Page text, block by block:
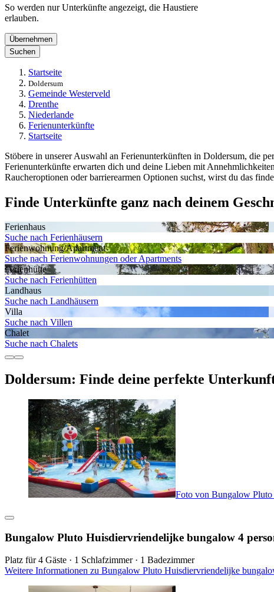
So werden nur Unterkünfte angezeigt, die Haustiere
erlauben.
Übernehmen
Suchen
Startseite
Doldersum
Gemeinde Westerveld
Drenthe
Niederlande
Ferienunterkünfte
Startseite
Stöbere in unserer Auswahl an Ferienunterkünften in Doldersum, die
Ferienunterkünfte erwarten dich und deine Lieben mit
Raucheroptionen oder barrierearmen Optionen suchst, wirst du das
Finde Unterkünfte ganz nach deinem
Ferienhaus
Suche nach Ferienhäusern
Ferienwohnung/Apartment
Suche nach Ferienwohnungen oder Apartments
Ferienhütte
Suche nach Ferienhütten
Landhaus
Suche nach Landhäusern
Villa
Suche nach Villen
Chalet
Suche nach Chalets
Doldersum: Finde deine perfekte
Foto von Bungalow
Bungalow Pluto Huisdiervriendelijke bungalow 4
Platz für 4 Gäste · 1 Schlafzimmer · 1 Badezimmer
Weitere Informationen zu Bungalow Pluto Huisdiervriendelijke